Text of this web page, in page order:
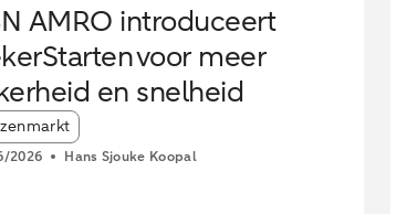
AMRO introduceert
voor meer
en snelheid
tags:
2026 Hans Sjouke Koopal